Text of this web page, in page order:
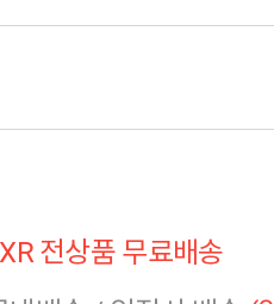
전상품 무료배송